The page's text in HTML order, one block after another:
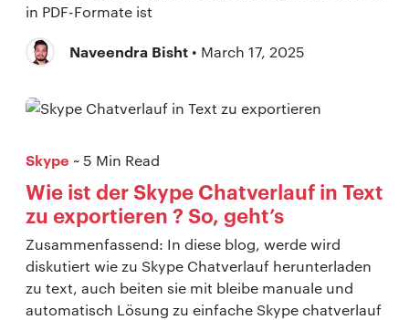
in PDF-Formate ist
Naveendra Bisht • March 17, 2025
Skype ~ 5 Min Read
Wie ist der Skype Chatverlauf in Text
zu exportieren ? So, geht’s
Zusammenfassend: In diese blog, werde wird
diskutiert wie zu Skype Chatverlauf herunterladen
zu text, auch beiten sie mit bleibe manuale und
automatisch Lösung zu einfache Skype chatverlauf